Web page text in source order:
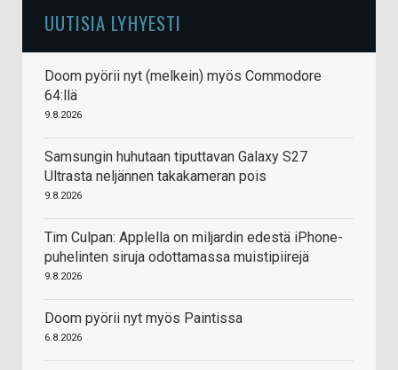
UUTISIA LYHYESTI
Doom pyörii nyt (melkein) myös Commodore
64:llä
9.8.2026
Samsungin huhutaan tiputtavan Galaxy S27
Ultrasta neljännen takakameran pois
9.8.2026
Tim Culpan: Applella on miljardin edestä iPhone-
puhelinten siruja odottamassa muistipiirejä
9.8.2026
Doom pyörii nyt myös Paintissa
6.8.2026